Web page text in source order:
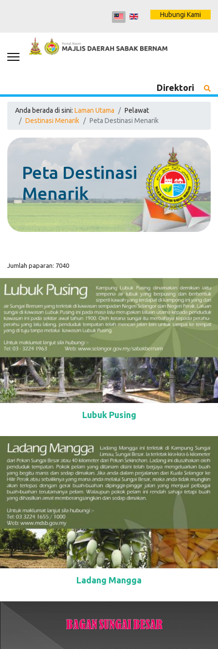
Hubungi Kami
Direktori
Anda berada di sini: Laman Utama
Pelawat
Destinasi Menarik
Peta Destinasi Menarik
Peta Destinasi
Menarik
Jumlah paparan: 7040
Lubuk Pusing
Ladang Mangga